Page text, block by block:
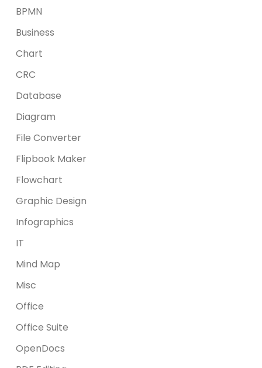
BPMN
Business
Chart
CRC
Database
Diagram
File Converter
Flipbook Maker
Flowchart
Graphic Design
Infographics
IT
Mind Map
Misc
Office
Office Suite
OpenDocs